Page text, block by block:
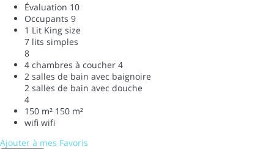
Évaluation 10
Occupants 9
1 Lit King size
7 lits simples
8
4 chambres à coucher 4
2 salles de bain avec baignoire
2 salles de bain avec douche
4
150 m² 150 m²
wifi wifi
Ajouter à mes Favoris